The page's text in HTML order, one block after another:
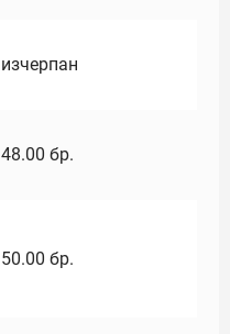
изчерпан
48.00 бр.
50.00 бр.